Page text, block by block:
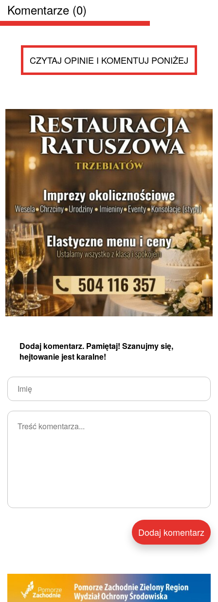
Komentarze (0)
CZYTAJ OPINIE I KOMENTUJ PONIŻEJ
Dodaj komentarz. Pamiętaj! Szanujmy się,
hejtowanie jest karalne!